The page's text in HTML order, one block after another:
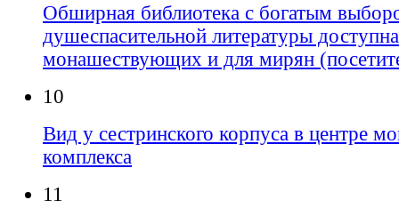
Обширная библиотека с богатым
душеспасительной литературы
монашествующих и для мирян
10
Вид у сестринского корпуса в центре
комплекса
11